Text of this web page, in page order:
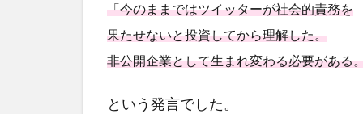
「今のままではツイッターが社会的責務を
果たせないと投資してから理解した。
非公開企業として生まれ変わる必要がある
という発言でした。